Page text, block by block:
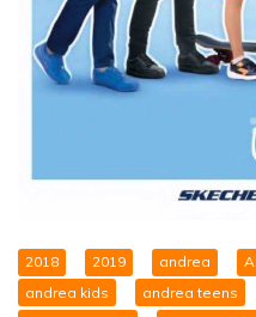
2018 2019 andrea
andrea kids
andrea teens